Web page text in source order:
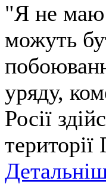
"Я не маю
можуть
уряду,
Росії